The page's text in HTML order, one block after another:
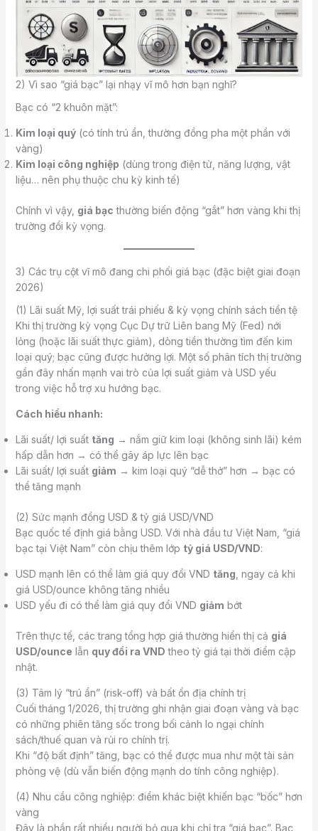
2) Vì sao “giá bạc” lại nhạy vĩ mô hơn bạn nghĩ?
Bạc có “2 khuôn mặt”:
Kim loại quý(có tính trú ẩn, thường đồng pha một phần với
vàng)
Kim loại công nghiệp (dùng trong điện tử, năng lượng, vật
liệu… nên phụ thuộc chu kỳ kinh tế)
Chính vì vậy, giá bạc thường biến động “gắt” hơn vàng khi thị
trường đổi kỳ vọng.
3) Các trụ cột vĩ mô đang chi phối giá bạc (đặc biệt giai đoạn
2026)
(1) Lãi suất Mỹ, lợi suất trái phiếu & kỳ vọng chính sách tiền tệ
Khi thị trường kỳ vọng Cục Dự trữ Liên bang Mỹ (Fed) nới
lỏng (hoặc lãi suất thực giảm), dòng tiền thường tìm đến kim
loại quý; bạc cũng được hưởng lợi. Một số phân tích thị trường
gần đây nhấn mạnh vai trò của lợi suất giảm và USD yếu
trong việc hỗ trợ xu hướng bạc.
Cách hiểu nhanh:
Lãi suất/ lợi suất tăng → nắm giữ kim loại (không sinh lãi) kém
hấp dẫn hơn → có thể gây áp lực lên bạc
Lãi suất/ lợi suất giảm → kim loại quý “dễ thở” hơn → bạc có
thể tăng mạnh
(2) Sức mạnh đồng USD & tỷ giá USD/VND
Bạc quốc tế định giá bằng USD. Với nhà đầu tư Việt Nam, “giá
bạc tại Việt Nam” còn chịu thêm lớp tỷ giá USD/VND:
USD mạnh lên có thể làm giá quy đổi VND tăng , ngay cả khi
giá USD/ounce không tăng nhiều
USD yếu đi có thể làm giá quy đổi VND giảm bớt
Trên thực tế, các trang tổng hợp giá thường hiển thị cả giá
USD/ounce lẫn quy đổi ra VND theo tỷ giá tại thời điểm cập
nhật.
(3) Tâm lý “trú ẩn” (risk-off) và bất ổn địa chính trị
Cuối tháng 1/2026, thị trường ghi nhận giai đoạn vàng và bạc
có những phiên tăng sốc trong bối cảnh lo ngại chính
sách/thuế quan và rủi ro chính trị.
Khi “độ bất định” tăng, bạc có thể được mua như một tài sản
phòng vệ (dù vẫn biến động mạnh do tính công nghiệp).
(4) Nhu cầu công nghiệp: điểm khác biệt khiến bạc “bốc” hơn
vàng
Đây là phần rất nhiều người bỏ qua khi chỉ tra “giá bạc”. Bạc